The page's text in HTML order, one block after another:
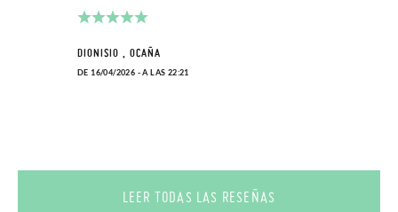
DIONISIO , OCAÑA
DE 16/04/2026 - A LAS 22:21
LEER TODAS LAS RESEÑAS